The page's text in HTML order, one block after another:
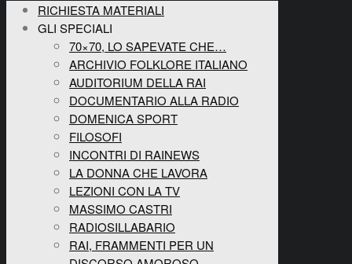
RICHIESTA MATERIALI
GLI SPECIALI
70×70, LO SAPEVATE CHE…
ARCHIVIO FOLKLORE ITALIANO
AUDITORIUM DELLA RAI
DOCUMENTARIO ALLA RADIO
DOMENICA SPORT
FILOSOFI
INCONTRI DI RAINEWS
LA DONNA CHE LAVORA
LEZIONI CON LA TV
MASSIMO CASTRI
RADIOSILLABARIO
RAI, FRAMMENTI PER UN